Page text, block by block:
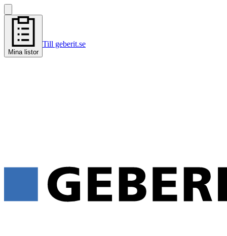
Mina listor
Till geberit.se